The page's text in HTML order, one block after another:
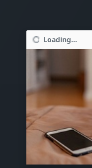
Loading...